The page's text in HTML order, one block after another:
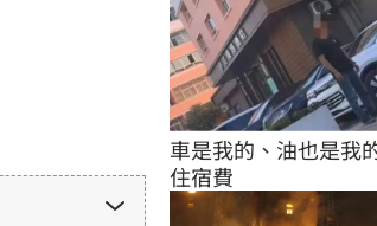
車是我的、油也是我
住宿費